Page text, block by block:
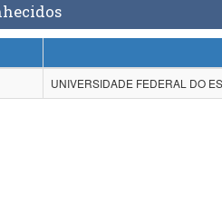
UNIVERSIDADE FEDERAL DO